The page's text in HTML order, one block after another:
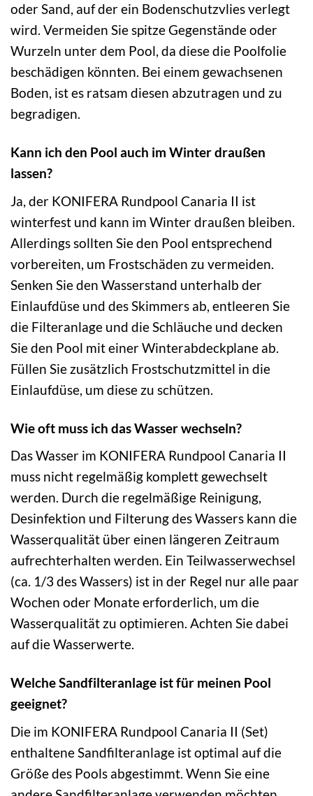
oder Sand, auf der ein Bodenschutzvlies verlegt
wird. Vermeiden Sie spitze Gegenstände oder
Wurzeln unter dem Pool, da diese die Poolfolie
beschädigen könnten. Bei einem gewachsenen
Boden, ist es ratsam diesen abzutragen und zu
begradigen.
Kann ich den Pool auch im Winter draußen
lassen?
Ja, der KONIFERA Rundpool Canaria II ist
winterfest und kann im Winter draußen bleiben.
Allerdings sollten Sie den Pool entsprechend
vorbereiten, um Frostschäden zu vermeiden.
Senken Sie den Wasserstand unterhalb der
Einlaufdüse und des Skimmers ab, entleeren Sie
die Filteranlage und die Schläuche und decken
Sie den Pool mit einer Winterabdeckplane ab.
Füllen Sie zusätzlich Frostschutzmittel in die
Einlaufdüse, um diese zu schützen.
Wie oft muss ich das Wasser wechseln?
Das Wasser im KONIFERA Rundpool Canaria II
muss nicht regelmäßig komplett gewechselt
werden. Durch die regelmäßige Reinigung,
Desinfektion und Filterung des Wassers kann die
Wasserqualität über einen längeren Zeitraum
aufrechterhalten werden. Ein Teilwasserwechsel
(ca. 1/3 des Wassers) ist in der Regel nur alle paar
Wochen oder Monate erforderlich, um die
Wasserqualität zu optimieren. Achten Sie dabei
auf die Wasserwerte.
Welche Sandfilteranlage ist für meinen Pool
geeignet?
Die im KONIFERA Rundpool Canaria II (Set)
enthaltene Sandfilteranlage ist optimal auf die
Größe des Pools abgestimmt. Wenn Sie eine